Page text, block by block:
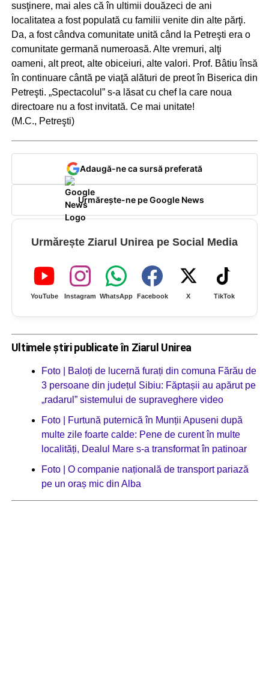
susţinere, mai ales că în ultimii douăzeci de ani
localitatea a fost populată cu familii venite din alte părţi.
Da, a fost cândva comunitate unită când la Petreşti era o
comunitate germană numeroasă. Alte vremuri, alţi
oameni, alt preot, alte obiceiuri, alte valori. Prof. Bâtiu însă
în continuare cântă pe viaţă alături de preot în Biserica din
Petreşti. „Spectacolul” s-a lăsat cu chef la care noua
directoare nu a fost invitată. Ce mai unitate!
(M.C., Petreşti)
Adaugă-ne ca sursă preferată
Urmărește-ne pe Google News
Urmărește Ziarul Unirea pe Social Media
YouTube Instagram WhatsApp Facebook X TikTok
Ultimele știri publicate în Ziarul Unirea
Foto | Baloți de lucernă furați din comuna Fărău de
3 persoane din județul Sibiu: Făptașii au apărut pe
„radarul” sistemului de supraveghere video
Foto | Furtună puternică în Munții Apuseni după
multe zile foarte calde: Pene de curent în multe
localități, Dealul Mare s-a transformat în patinoar
Foto | O companie națională de transport pariază
pe un oraș mic din Alba